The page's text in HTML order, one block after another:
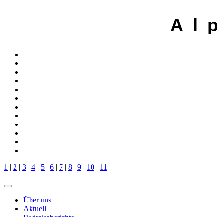
A l
1 | 2 | 3 | 4 | 5 | 6 | 7 | 8 | 9 | 10 | 11
Über uns
Aktuell